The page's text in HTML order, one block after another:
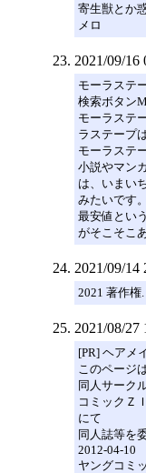
寄生獣とか
メロ
2021/09/16
モーラステ
検索ボタン
モーラステ
ラステープ
モーラステ
小説やマン
は、いまい
みたいです
最安値とい
がそこそこ
2021/09/14
2021 著作権
2021/08/27
[PR] ヘアメ
このページ
同人サーク
コミックＺ
にて
同人誌等を
2012-04-10
ヤングコミ